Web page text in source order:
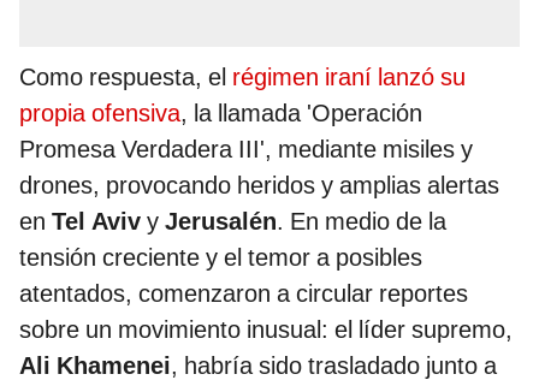
Como respuesta, el régimen iraní lanzó su
propia ofensiva, la llamada 'Operación
Promesa Verdadera III', mediante misiles y
drones, provocando heridos y amplias alertas
en Tel Aviv y Jerusalén. En medio de la
tensión creciente y el temor a posibles
atentados, comenzaron a circular reportes
sobre un movimiento inusual: el líder supremo,
Ali Khamenei, habría sido trasladado junto a